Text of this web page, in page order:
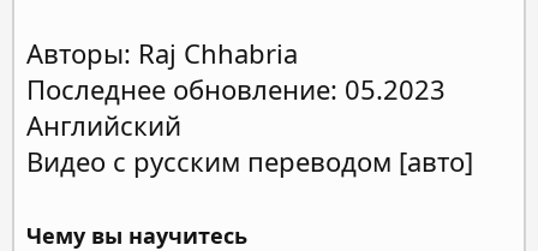
Авторы: Raj Chhabria
Последнее обновление: 05.2023
Английский
Видео с русским переводом [авто]
Чему вы научитесь